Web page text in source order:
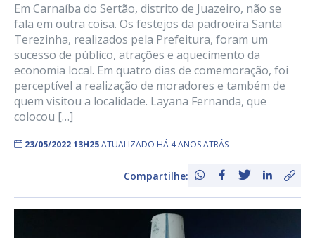
Em Carnaíba do Sertão, distrito de Juazeiro, não se
fala em outra coisa. Os festejos da padroeira Santa
Terezinha, realizados pela Prefeitura, foram um
sucesso de público, atrações e aquecimento da
economia local. Em quatro dias de comemoração, foi
perceptível a realização de moradores e também de
quem visitou a localidade. Layana Fernanda, que
colocou […]
23/05/2022 13H25ATUALIZADO HÁ 4 ANOS ATRÁS
Compartilhe: